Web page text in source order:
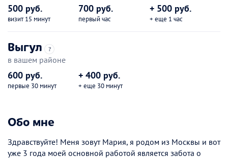
500 руб.
визит 15 минут
700 руб.
первый час
+ 500 руб.
+ еще 1 час
Выгул ?
в вашем районе
600 руб.
первые 30 минут
+ 400 руб.
+ еще 30 минут
Обо мне
Здравствуйте! Меня зовут Мария, я родом из Москвы и вот
уже 3 года моей основной работой является забота о